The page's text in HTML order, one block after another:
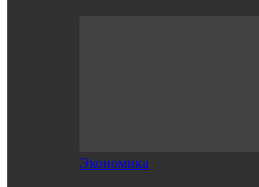
Экономика